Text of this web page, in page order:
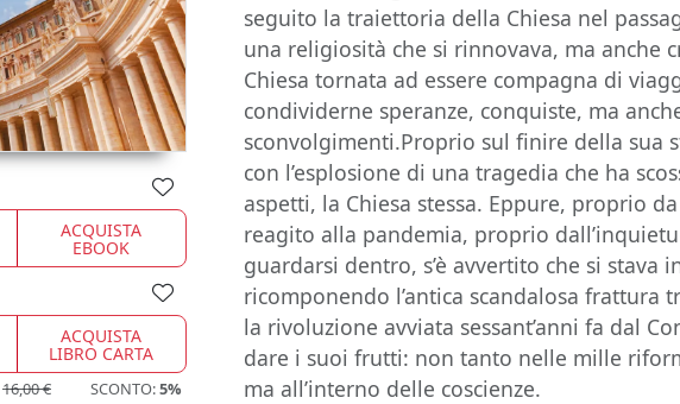
ACQUISTA
EBOOK
ACQUISTA
LIBRO CARTA
16,00 € SCONTO:5%
seguito la traiettoria della Chiesa nel
una religiosità che si rinnovava, ma anche
Chiesa tornata ad essere compagna di
condividerne speranze, conquiste, ma
sconvolgimenti.Proprio sul finire della sua
con l’esplosione di una tragedia che ha
aspetti, la Chiesa stessa. Eppure, proprio
reagito alla pandemia, proprio
guardarsi dentro, s’è avvertito che si stava
ricomponendo l’antica scandalosa frattura
la rivoluzione avviata sessant’anni fa dal
dare i suoi frutti: non tanto nelle mille
ma all’interno delle coscienze.